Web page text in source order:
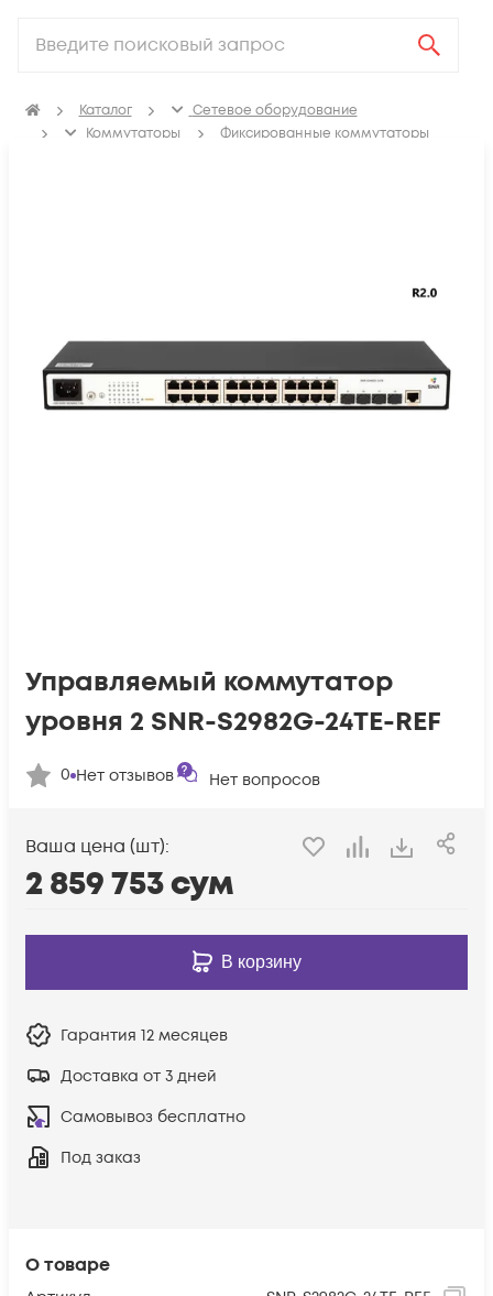
Каталог
Сетевое оборудование
Коммутаторы
Фиксированные коммутаторы
О товаре
Управляемый коммутатор
уровня 2 SNR-S2982G-24TE-REF
0 Нет отзывов Нет вопросов
Ваша цена (шт):
2 859 753сум
В корзину
Гарантия 12 месяцев
Доставка от 3 дней
Самовывоз бесплатно
Под заказ